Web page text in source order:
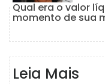
Qual era o valor
momento de sua
Leia Mais